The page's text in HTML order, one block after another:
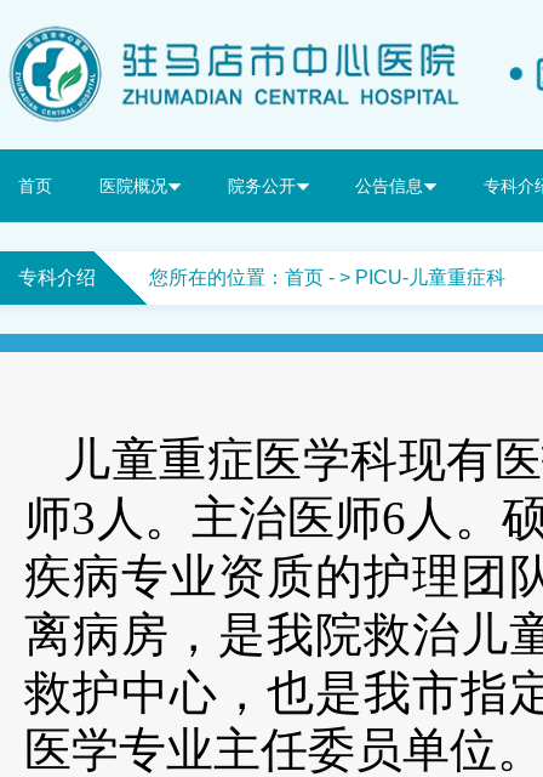
首页 医院概况 院务公开 公告信息 专科介
专科介绍 您所在的位置： 首页 - > PICU-儿童重症科
儿童重症医学科现有
师3人。主治医师6人。
疾病专业资质的护理团
离病房， 是我院救治儿
救护中心，也是我市指
医学专业主任委员单位